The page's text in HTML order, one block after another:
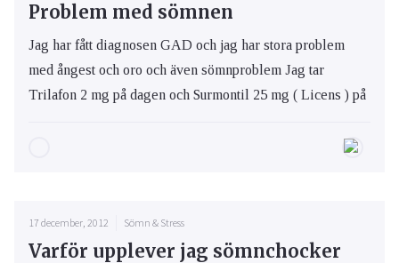
Problem med sömnen
Jag har fått diagnosen GAD och jag har stora problem
med ångest och oro och även sömnproblem Jag tar
Trilafon 2 mg på dagen och Surmontil 25 mg ( Licens ) på
17 december, 2012 Sömn & Stress
Varför upplever jag sömnchocker